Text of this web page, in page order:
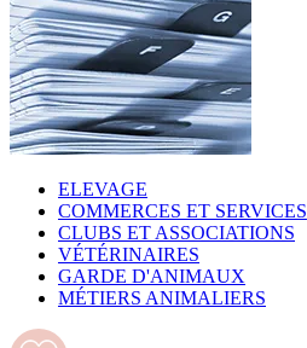
ELEVAGE
COMMERCES ET SERVICES
CLUBS ET ASSOCIATIONS
VÉTÉRINAIRES
GARDE D'ANIMAUX
MÉTIERS ANIMALIERS